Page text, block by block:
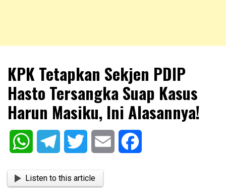
NKRIPOST
KPK Tetapkan Sekjen PDIP
Hasto Tersangka Suap Kasus
Harun Masiku, Ini Alasannya!
WhatsAppTelegram Twitter Email
Listen to this article